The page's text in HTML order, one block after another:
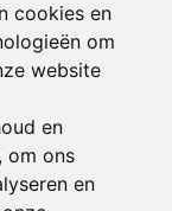
cookies en
om
website
en
om ons
en